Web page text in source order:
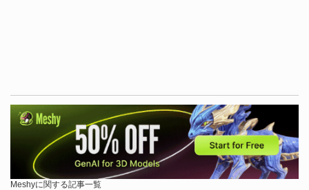
Meshyに関する記事一覧